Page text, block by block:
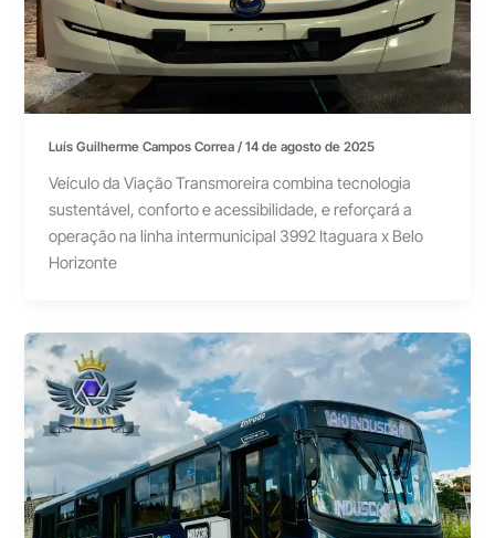
Luís Guilherme Campos Correa/14 de agosto de 2025
Veículo da Viação Transmoreira combina tecnologia
sustentável, conforto e acessibilidade, e reforçará a
operação na linha intermunicipal 3992 Itaguara x Belo
Horizonte